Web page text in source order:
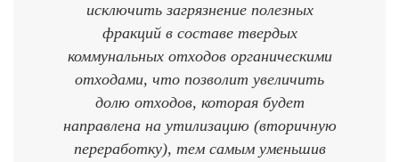
исключить загрязнение полезных
фракций в составе твердых
коммунальных отходов органическими
отходами, что позволит увеличить
долю отходов, которая будет
направлена на утилизацию (вторичную
переработку), тем самым уменьшив